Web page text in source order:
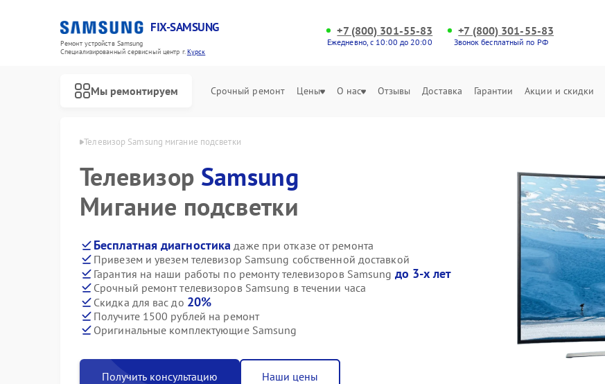
FIX-SAMSUNG
Ремонт устройств Samsung
Специализированный cервисный центр г.Курск
+7 (800) 301-55-83
Ежедневно, с 10:00 до 20:00
+7 (800) 301-55-83
Звонок бесплатный по РФ
Мы ремонтируем Срочный ремонт Цены О нас Отзывы Доставка Гарантии Акции и скидки
Samsung в Курске Телевизор Samsung мигание подсветки
Телевизор Samsung
Мигание подсветки
Бесплатная диагностика даже при отказе от ремонта
Привезем и увезем телевизор Samsung собственной доставкой
Гарантия на наши работы по ремонту телевизоров Samsung до 3-х лет
Срочный ремонт телевизоров Samsung в течении часа
Скидка для вас до 20%
Получите 1500 рублей на ремонт
Оригинальные комплектующие Samsung
Получить консультацию Наши цены